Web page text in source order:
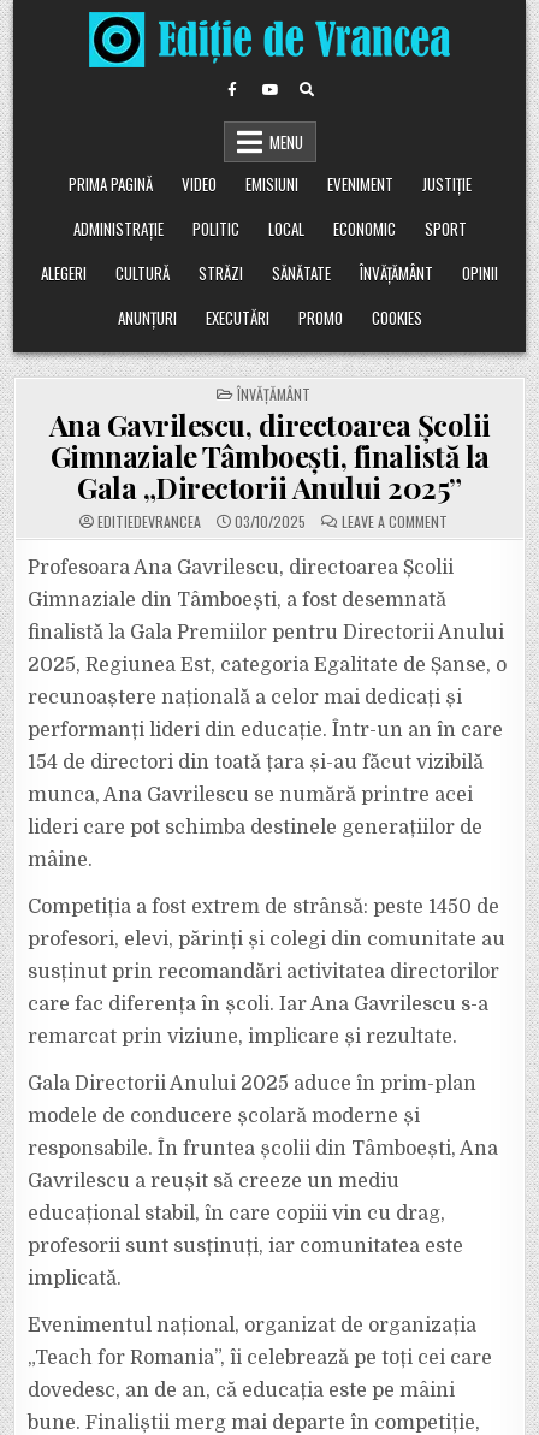
Skip
to
content
MENU
PRIMA PAGINĂ
VIDEO EMISIUNI EVENIMENT
JUSTIȚIE
ADMINISTRAȚIE
POLITIC LOCAL ECONOMIC
SPORT
ALEGERI
CULTURĂ STRĂZI SĂNĂTATE ÎNVĂȚĂMÂNT
OPINII
ANUNȚURI
EXECUTĂRI PROMO COOKIES
POSTED
IN
ÎNVĂȚĂMÂNT
Ana Gavrilescu, directoarea Școlii
Gimnaziale Tâmboești, finalistă la
Gala „Directorii Anului 2025”
EDITIEDEVRANCEA 03/10/2025 LEAVE A COMMENT
ANA
DIRECTOAREA
ȘCOLII
FINALISTĂ
LA
„DIRECTORII
ANULUI
2025”
Profesoara Ana Gavrilescu, directoarea Școlii
Gimnaziale din Tâmboești, a fost desemnată
finalistă la Gala Premiilor pentru Directorii Anului
2025, Regiunea Est, categoria Egalitate de Șanse, o
recunoaștere națională a celor mai dedicați și
performanți lideri din educație. Într-un an în care
154 de directori din toată țara și-au făcut vizibilă
munca, Ana Gavrilescu se numără printre acei
lideri care pot schimba destinele generațiilor de
mâine.
Competiția a fost extrem de strânsă: peste 1450 de
profesori, elevi, părinți și colegi din comunitate au
susținut prin recomandări activitatea directorilor
care fac diferența în școli. Iar Ana Gavrilescu s-a
remarcat prin viziune, implicare și rezultate.
Gala Directorii Anului 2025 aduce în prim-plan
modele de conducere școlară moderne și
responsabile. În fruntea școlii din Tâmboești, Ana
Gavrilescu a reușit să creeze un mediu
educațional stabil, în care copiii vin cu drag,
profesorii sunt susținuți, iar comunitatea este
implicată.
Evenimentul național, organizat de organizația
„Teach for Romania”, îi celebrează pe toți cei care
dovedesc, an de an, că educația este pe mâini
bune. Finaliștii merg mai departe în competiție,